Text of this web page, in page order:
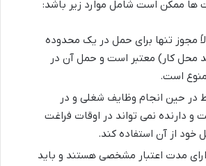
ممکن است شامل موارد زیر باشد:
مجوز تنها برای حمل در یک محدوده
محل کار) معتبر است و حمل آن در
است.
در حین انجام وظایف شغلی و در
و دارنده نمی تواند در اوقات فراغت
خود از آن استفاده کند.
مدت اعتبار مشخصی هستند و باید